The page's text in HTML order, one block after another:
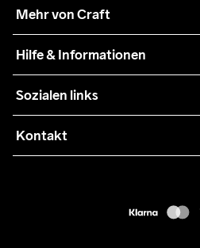
Nachhaltigkeit
Mehr von Craft
Teamwear
Zusammenarbeit
Press
Hilfe & Informationen
Retouren
Kundendienst
Sozialen links
Kontakt